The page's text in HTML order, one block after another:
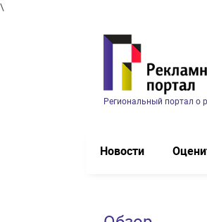
\
Региональный портал о
Новости